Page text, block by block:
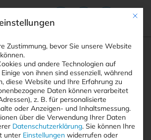
Suchen
KLAUS GHERI
Mit
Zustimmung, bevor Sie unsere Website
und andere Technologien auf
von ihnen sind essenziell, während
diese Website und Ihre Erfahrung zu
Daten können verarbeitet
z. B. für personalisierte
oder Anzeigen- und Inhaltsmessung.
über die Verwendung Ihrer Daten
Datenschutzerklärung. Sie können Ihre
unter Einstellungen widerrufen oder